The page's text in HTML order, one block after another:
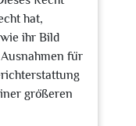
hat,
ihr Bild
für
größeren